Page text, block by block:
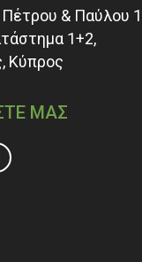
& Παύλου
1+2,
Κύπρος
ΜΑΣ